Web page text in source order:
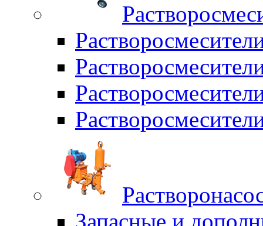
Запасные и